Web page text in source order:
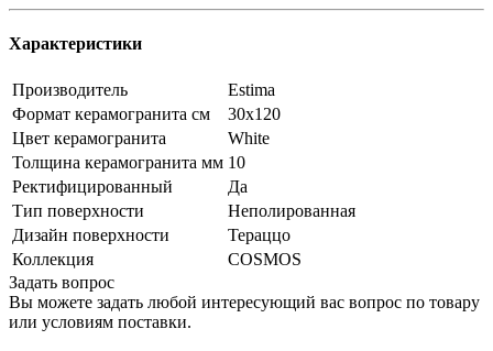
Характеристики
Производитель
Estima
Формат керамогранита см
30х120
Цвет керамогранита
White
Толщина керамогранита мм 10
Ректифицированный
Да
Тип поверхности
Неполированная
Дизайн поверхности
Тераццо
Коллекция
COSMOS
Задать вопрос
Вы можете задать любой интересующий вас вопрос по товару
или условиям поставки.